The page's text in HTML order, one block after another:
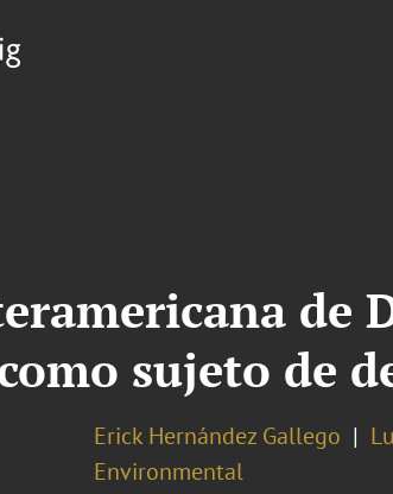
de
sujeto de
Erick Hernández Gallego
Environmental